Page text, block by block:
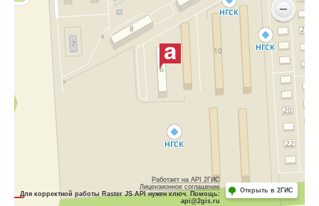
Работает на API 2ГИС
Лицензионное соглашение
Для корректной работы Raster JS API нужен ключ. Помощь:
api@2gis.ru
Открыть в 2ГИС